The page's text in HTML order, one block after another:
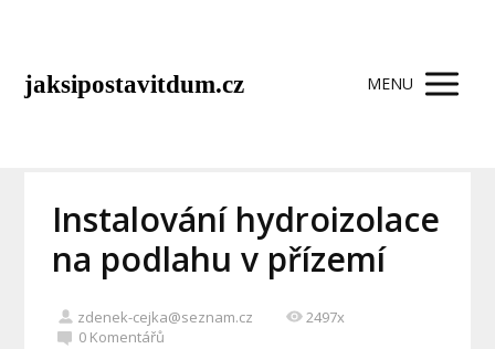
jaksipostavitdum.cz MENU
Instalování hydroizolace
na podlahu v přízemí
zdenek-cejka@seznam.cz
2497x
0 Komentářů